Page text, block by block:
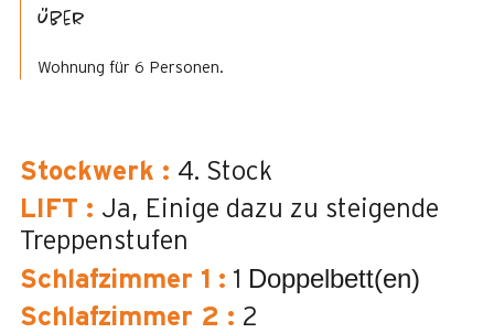
Über
Wohnung für 6 Personen.
Stockwerk : 4. Stock
LIFT : Ja
Einige dazu zu steigende
Treppenstufen
Schlafzimmer 1 : 1 Doppelbett(en)
Schlafzimmer 2 : 2